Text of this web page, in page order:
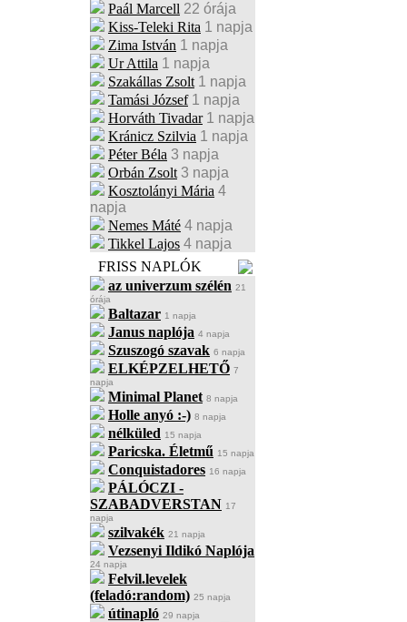
Paál Marcell 22 órája
Kiss-Teleki Rita 1 napja
Zima István 1 napja
Ur Attila 1 napja
Szakállas Zsolt 1 napja
Tamási József 1 napja
Horváth Tivadar 1 napja
Kránicz Szilvia 1 napja
Péter Béla 3 napja
Orbán Zsolt 3 napja
Kosztolányi Mária 4
napja
Nemes Máté 4 napja
Tikkel Lajos 4 napja
FRISS NAPLÓK
az univerzum szélén 21
órája
Baltazar 1 napja
Janus naplója 4 napja
Szuszogó szavak 6 napja
ELKÉPZELHETŐ 7
napja
Minimal Planet 8 napja
Holle anyó :-) 8 napja
nélküled 15 napja
Paricska. Életmű 15 napja
Conquistadores 16 napja
PÁLÓCZI -
SZABADVERSTAN 17
napja
szilvakék 21 napja
Vezsenyi Ildikó Naplója
24 napja
Felvil.levelek
(feladó:random) 25 napja
útinapló 29 napja